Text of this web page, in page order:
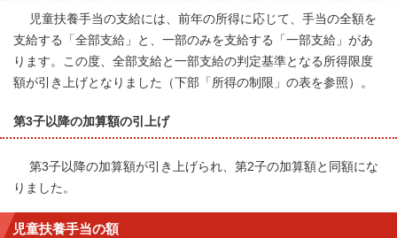
児童扶養手当の支給には、前年の所得に応じて、手当の全額を
支給する「全部支給」と、一部のみを支給する「一部支給」があ
ります。この度、全部支給と一部支給の判定基準となる所得限度
額が引き上げとなりました（下部「所得の制限」の表を参照）。
第3子以降の加算額の引上げ
第3子以降の加算額が引き上げられ、第2子の加算額と同額にな
りました。
児童扶養手当の額